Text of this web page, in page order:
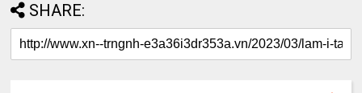
SHARE: